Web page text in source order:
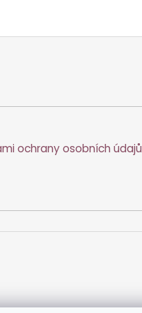
ochrany osobních údajů